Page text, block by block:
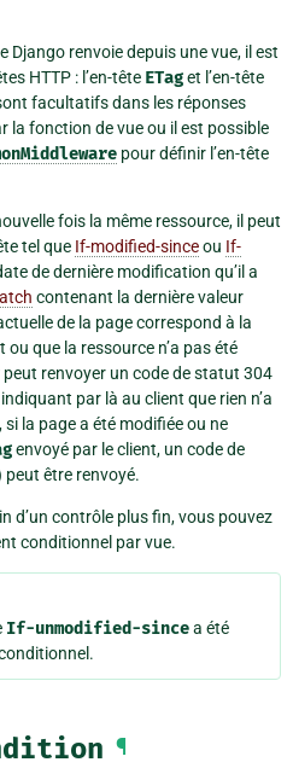
Django renvoie depuis une vue, il est
HTTP : l’en-tête ETaget l’en-tête
facultatifs dans les réponses
la fonction de vue ou il est possible
pour définir l’en-tête
fois la même ressource, il peut
tel que If-modified-sinceou If-
de dernière modification qu’il a
contenant la dernière valeur
de la page correspond à la
ou que la ressource n’a pas été
renvoyer un code de statut 304
par là au client que rien n’a
la page a été modifiée ou ne
envoyé par le client, un code de
être renvoyé.
d’un contrôle plus fin, vous pouvez
conditionnel par vue.
If-unmodified-sincea été
¶